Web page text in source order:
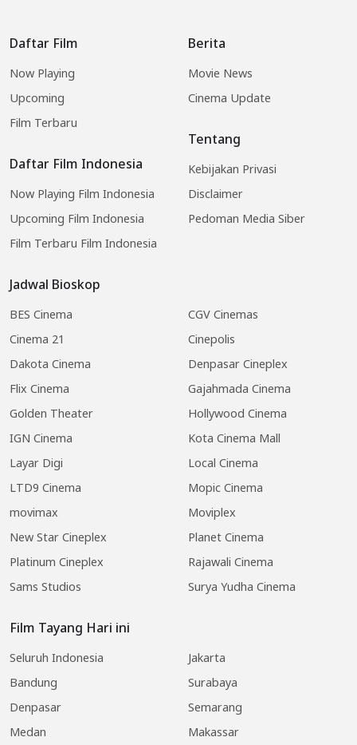
Daftar Film
Now Playing
Upcoming
Film Terbaru
Daftar Film Indonesia
Now Playing Film Indonesia
Upcoming Film Indonesia
Film Terbaru Film Indonesia
Jadwal Bioskop
BES Cinema
CGV Cinemas
Cinema 21
Cinepolis
Dakota Cinema
Denpasar Cineplex
Flix Cinema
Gajahmada Cinema
Golden Theater
Hollywood Cinema
IGN Cinema
Kota Cinema Mall
Layar Digi
Local Cinema
LTD9 Cinema
Mopic Cinema
movimax
Moviplex
New Star Cineplex
Planet Cinema
Platinum Cineplex
Rajawali Cinema
Sams Studios
Surya Yudha Cinema
Film Tayang Hari ini
Seluruh Indonesia
Jakarta
Bandung
Surabaya
Denpasar
Semarang
Medan
Makassar
Berita
Movie News
Cinema Update
Tentang
Kebijakan Privasi
Disclaimer
Pedoman Media Siber